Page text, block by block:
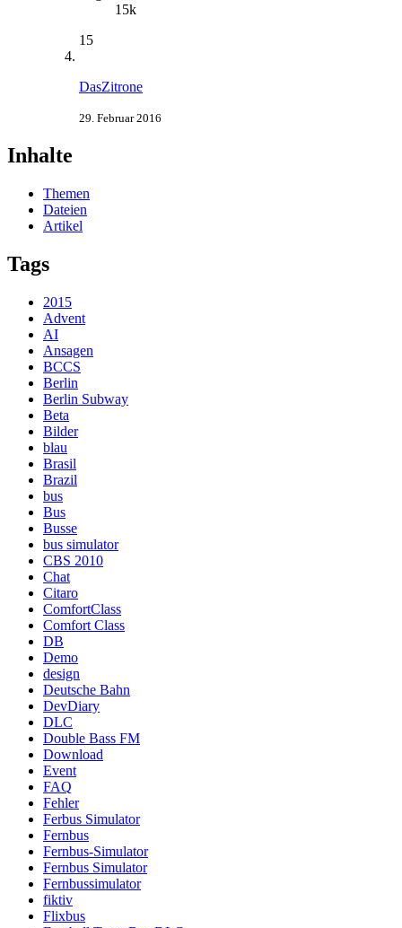
15k
15
DasZitrone
29. Februar 2016
Inhalte
Themen
Dateien
Artikel
Tags
2015
Advent
AI
Ansagen
BCCS
Berlin
Berlin Subway
Beta
Bilder
blau
Brasil
Brazil
bus
Bus
Busse
bus simulator
CBS 2010
Chat
Citaro
ComfortClass
Comfort Class
DB
Demo
design
Deutsche Bahn
DevDiary
DLC
Double Bass FM
Download
Event
FAQ
Fehler
Ferbus Simulator
Fernbus
Fernbus-Simulator
Fernbus Simulator
Fernbussimulator
fiktiv
Flixbus